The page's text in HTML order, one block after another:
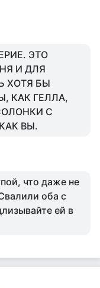
ЭТО
И ДЛЯ
ХОТЯ БЫ
КАК ГЕЛЛА,
С
ВЫ.
что даже не
оба с
ей в